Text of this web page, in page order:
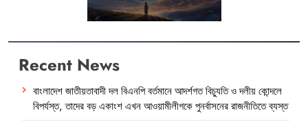
Recent News
বাংলাদেশ জাতীয়তাবাদী দল বিএনপি বর্তমানে আদর্শগত বিচ্যুতি ও দলীয় কোন্দলে
বিপর্যস্ত, তাদের বড় একাংশ এখন আওয়ামীলীগকে পুনর্বাসনের রাজনীতিতে ব্যস্ত